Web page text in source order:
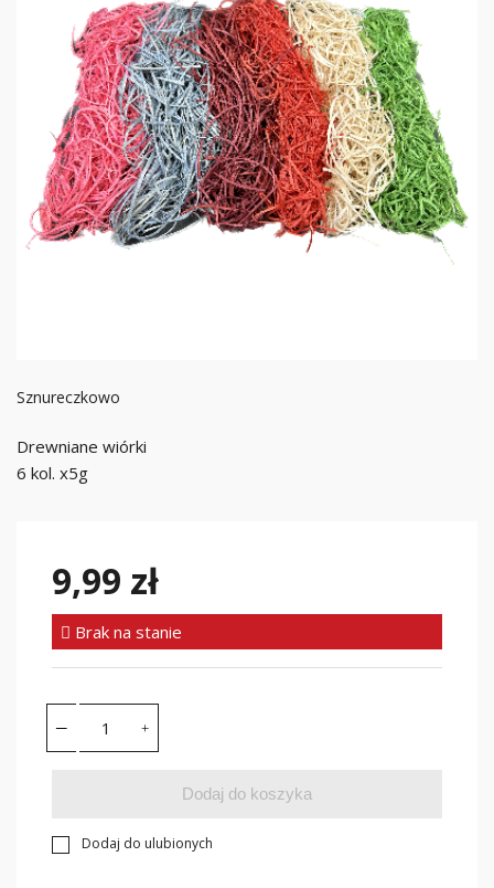
Sznureczkowo
Drewniane wiórki
6 kol. x5g
9,99 zł
Brak na stanie
Dodaj do koszyka
Dodaj do ulubionych